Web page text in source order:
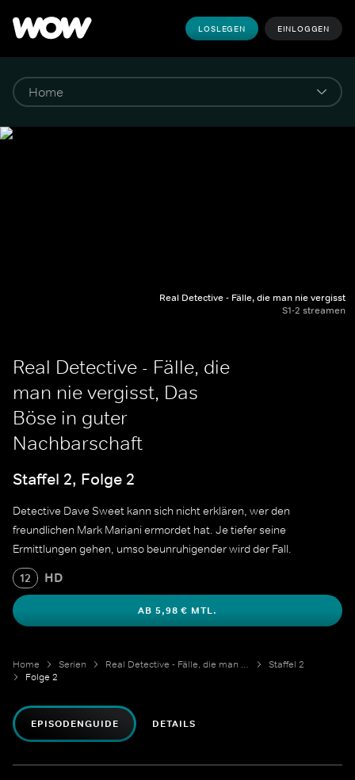
LOSLEGEN EINLOGGEN
Real Detective - Fälle, die man nie vergisst
S1-2 streamen
Real Detective - Fälle, die
man nie vergisst, Das
Böse in guter
Nachbarschaft
Staffel 2, Folge 2
Detective Dave Sweet kann sich nicht erklären, wer den
freundlichen Mark Mariani ermordet hat. Je tiefer seine
Ermittlungen gehen, umso beunruhigender wird der Fall.
12 HD
AB 5,98 € MTL.
Home Serien Real Detective - Fälle, die man nie vergisst
Staffel 2
Folge 2
EPISODENGUIDE DETAILS